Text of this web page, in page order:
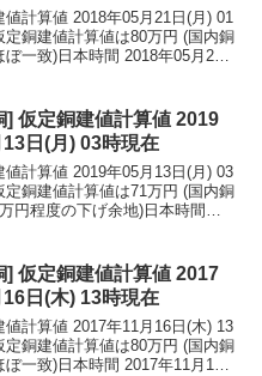
値計算値 2018年05月21日(月) 01
定銅建値計算値は80万円 (国内銅
一致)日本時間 2018年05月21
] 仮定銅建値計算値 2019
日(月) 03時現在
値計算値 2019年05月13日(月) 03
定銅建値計算値は71万円 (国内銅
円程度の下げ余地)日本時間
] 仮定銅建値計算値 2017
日(木) 13時現在
値計算値 2017年11月16日(木) 13
定銅建値計算値は80万円 (国内銅
ぼ一致)日本時間 2017年11月16